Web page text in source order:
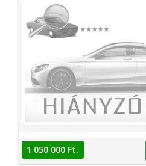
1 050 000 Ft.